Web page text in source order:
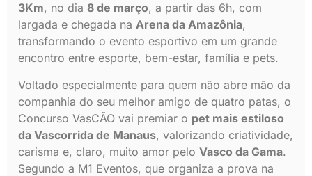
3Km, no dia 8 de março, a partir das 6h, com
largada e chegada na Arena da Amazônia,
transformando o evento esportivo em um grande
encontro entre esporte, bem-estar, família e pets.
Voltado especialmente para quem não abre mão da
companhia do seu melhor amigo de quatro patas, o
Concurso VasCÃO vai premiar o pet mais estiloso
da Vascorrida de Manaus, valorizando criatividade,
carisma e, claro, muito amor pelo Vasco da Gama.
Segundo a M1 Eventos, que organiza a prova na